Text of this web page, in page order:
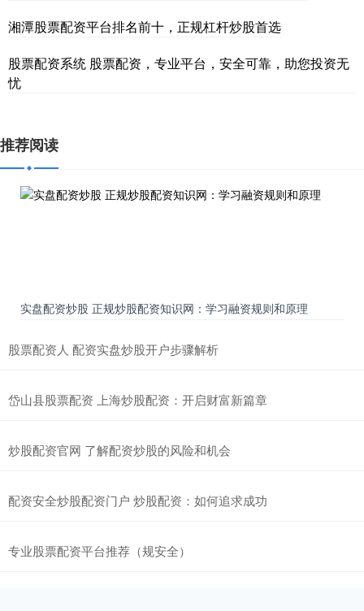
湘潭股票配资平台排名前十，正规杠杆炒股首选
股票配资系统 股票配资，专业平台，安全可靠，助您投资无
忧
推荐阅读
实盘配资炒股 正规炒股配资知识网：学习融资规则和原理
股票配资人 配资实盘炒股开户步骤解析
岱山县股票配资 上海炒股配资：开启财富新篇章
炒股配资官网 了解配资炒股的风险和机会
配资安全炒股配资门户 炒股配资：如何追求成功
专业股票配资平台推荐（规安全）